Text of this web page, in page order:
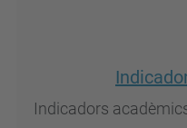
Indicadors